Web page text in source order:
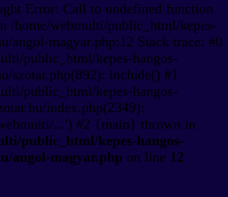
Error: Call to undefined function
/home/webmulti/public_html/kepes-
angol-magyar.php:12 Stack trace: #0
public_html/kepes-hangos-
szotar.php(892): include() #1
public_html/kepes-hangos-
index.php(2349):
...') #2 {main} thrown in
public_html/kepes-hangos-
angol-magyar.php on line 12